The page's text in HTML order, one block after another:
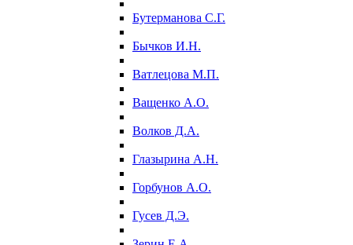
Бутерманова С.Г.
Бычков И.Н.
Ватлецова М.П.
Ващенко А.О.
Волков Д.А.
Глазырина А.Н.
Горбунов А.О.
Гусев Д.Э.